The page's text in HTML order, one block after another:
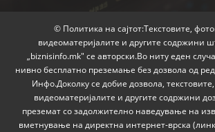
© Политика на сајтот:Текстовите,
видеоматеријалите и другите содржини
„biznisinfo.mk" се авторски.Во ниту еден
нивно бесплатно преземање без дозвола од
Инфо.Доколку се добие дозвола,
видеоматеријалите и другите содржини
преземат со задолжително наведување на
вметнување на директна интернет-врска